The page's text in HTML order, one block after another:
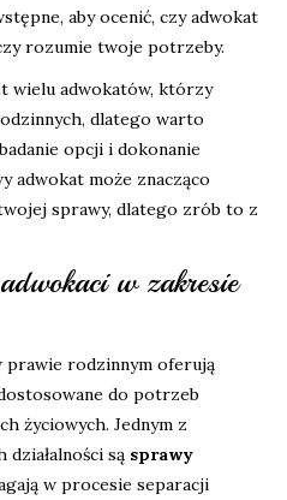
aby ocenić, czy adwokat
rozumie twoje potrzeby.
wielu adwokatów, którzy
dlatego warto
opcji i dokonanie
adwokat może znacząco
sprawy, dlatego zrób to z
w zakresie
prawie rodzinnym oferują
do potrzeb
życiowych. Jednym z
są sprawy
w procesie separacji